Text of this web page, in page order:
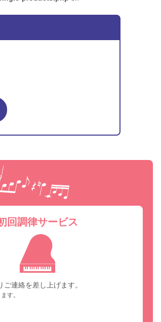
ピ
回調律サービス
連絡を差し上げます。
す。